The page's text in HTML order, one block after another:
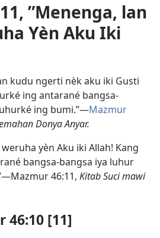
”Menenga, lan
Yèn Aku Iki
kudu ngerti nèk aku iki Gusti
ing antarané bangsa-
ing bumi.”—Mazmur
Donya Anyar.
yèn Aku iki Allah! Kang
bangsa-bangsa iya luhur
46:11, Kitab Suci mawi
46:10 [11]